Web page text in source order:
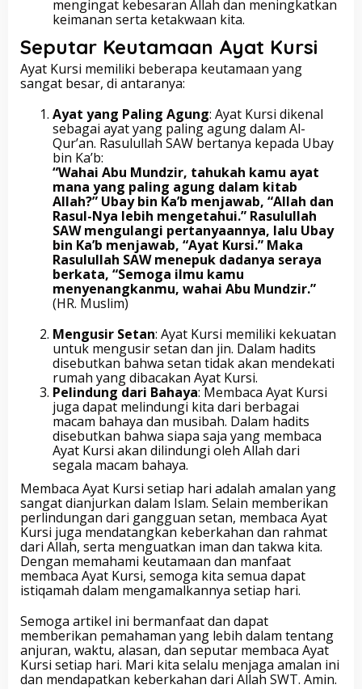
mengingat kebesaran Allah dan meningkatkan
keimanan serta ketakwaan kita.
Seputar Keutamaan Ayat Kursi
Ayat Kursi memiliki beberapa keutamaan yang
sangat besar, di antaranya:
Ayat yang Paling Agung: Ayat Kursi dikenal
sebagai ayat yang paling agung dalam Al-
Qur’an. Rasulullah SAW bertanya kepada Ubay
bin Ka’b:
“Wahai Abu Mundzir, tahukah kamu ayat
mana yang paling agung dalam kitab
Allah?” Ubay bin Ka’b menjawab, “Allah dan
Rasul-Nya lebih mengetahui.” Rasulullah
SAW mengulangi pertanyaannya, lalu Ubay
bin Ka’b menjawab, “Ayat Kursi.” Maka
Rasulullah SAW menepuk dadanya seraya
berkata, “Semoga ilmu kamu
menyenangkanmu, wahai Abu Mundzir.”
(HR. Muslim)
Mengusir Setan: Ayat Kursi memiliki kekuatan
untuk mengusir setan dan jin. Dalam hadits
disebutkan bahwa setan tidak akan mendekati
rumah yang dibacakan Ayat Kursi.
Pelindung dari Bahaya: Membaca Ayat Kursi
juga dapat melindungi kita dari berbagai
macam bahaya dan musibah. Dalam hadits
disebutkan bahwa siapa saja yang membaca
Ayat Kursi akan dilindungi oleh Allah dari
segala macam bahaya.
Membaca Ayat Kursi setiap hari adalah amalan yang
sangat dianjurkan dalam Islam. Selain memberikan
perlindungan dari gangguan setan, membaca Ayat
Kursi juga mendatangkan keberkahan dan rahmat
dari Allah, serta menguatkan iman dan takwa kita.
Dengan memahami keutamaan dan manfaat
membaca Ayat Kursi, semoga kita semua dapat
istiqamah dalam mengamalkannya setiap hari.
Semoga artikel ini bermanfaat dan dapat
memberikan pemahaman yang lebih dalam tentang
anjuran, waktu, alasan, dan seputar membaca Ayat
Kursi setiap hari. Mari kita selalu menjaga amalan ini
dan mendapatkan keberkahan dari Allah SWT. Amin.